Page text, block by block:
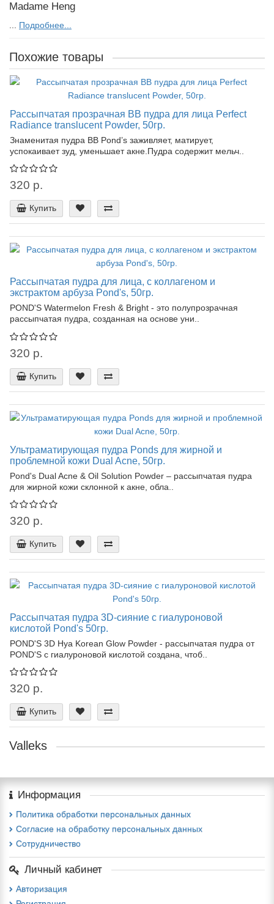
Madame Heng
Подробнее...
Похожие товары
Рассыпчатая прозрачная BB пудра для лица Perfect
Radiance translucent Powder, 50гр.
Знаменитая пудра BB Pond’s заживляет, матирует,
успокаивает зуд, уменьшает акне.Пудра содержит мельч..
320 р.
Купить
Рассыпчатая пудра для лица, с коллагеном и
экстрактом арбуза Pond's, 50гр.
POND'S Watermelon Fresh & Bright - это полупрозрачная
рассыпчатая пудра, созданная на основе уни..
320 р.
Купить
Ультраматирующая пудра Ponds для жирной и
проблемной кожи Dual Acne, 50гр.
Pond's Dual Acne & Oil Solution Powder – рассыпчатая пудра
для жирной кожи склонной к акне, обла..
320 р.
Купить
Рассыпчатая пудра 3D-сияние с гиалуроновой
кислотой Pond's 50гр.
POND'S 3D Hya Korean Glow Powder - рассыпчатая пудра от
POND'S с гиалуроновой кислотой создана, чтоб..
320 р.
Купить
Valleks
Информация
Политика обработки персональных данных
Согласие на обработку персональных данных
Сотрудничество
Личный кабинет
Авторизация